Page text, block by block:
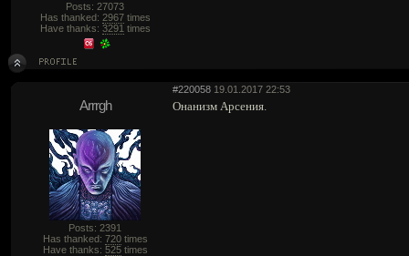
Posts: 27073
Has thanked: 2967times
Have thanks: 3291 times
#220058 19.01.2017 22:53
Arrrgh
Posts: 2391
Has thanked: 720times
Have thanks: 525times
Онанизм Арсения.